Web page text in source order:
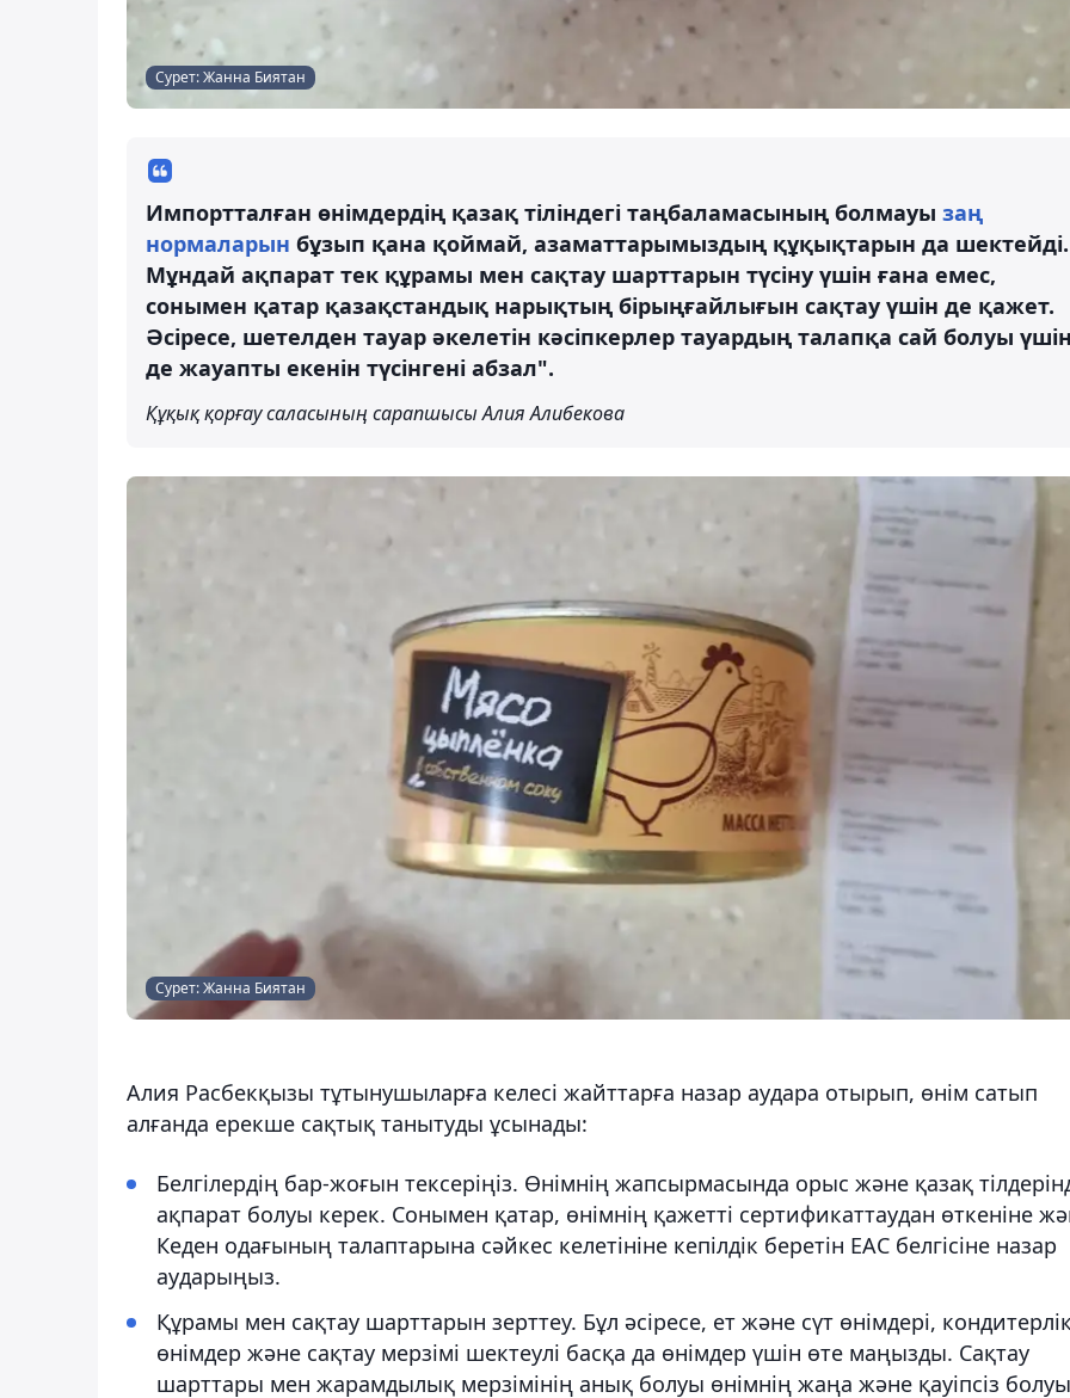
Сурет: Жанна Биятан
Импортталған өнімдердің қазақ тіліндегі таңбаламасының болмауы заң
нормаларын бұзып қана қоймай, азаматтарымыздың құқықтарын да шектейді.
Мұндай ақпарат тек құрамы мен сақтау шарттарын түсіну үшін ғана емес,
сонымен қатар қазақстандық нарықтың бірыңғайлығын сақтау үшін де қажет.
Әсіресе, шетелден тауар әкелетін кәсіпкерлер тауардың талапқа сай болуы
де жауапты екенін түсінгені абзал".
Құқық қорғау саласының сарапшысы Алия Алибекова
Сурет: Жанна Биятан
Алия Расбекқызы тұтынушыларға келесі жайттарға назар аудара отырып, өнім сатып
алғанда ерекше сақтық танытуды ұсынады:
Белгілердің бар-жоғын тексеріңіз. Өнімнің жапсырмасында орыс және қазақ
ақпарат болуы керек. Сонымен қатар, өнімнің қажетті сертификаттаудан өткеніне
Кеден одағының талаптарына сәйкес келетініне кепілдік беретін EAC белгісіне назар
аударыңыз.
Құрамы мен сақтау шарттарын зерттеу. Бұл әсіресе, ет және сүт өнімдері,
өнімдер және сақтау мерзімі шектеулі басқа да өнімдер үшін өте маңызды. Сақтау
шарттары мен жарамдылық мерзімінің анық болуы өнімнің жаңа және қауіпсіз